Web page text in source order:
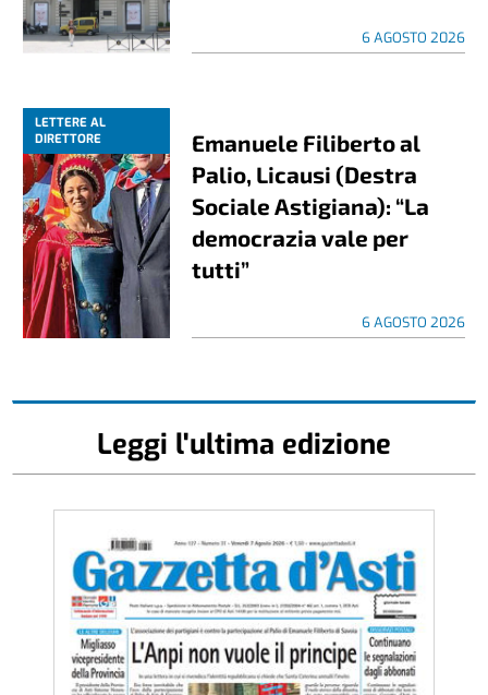
6 AGOSTO 2026
LETTERE AL
DIRETTORE
Emanuele Filiberto al
Palio, Licausi (Destra
Sociale Astigiana): “La
democrazia vale per
tutti”
6 AGOSTO 2026
Leggi l'ultima edizione